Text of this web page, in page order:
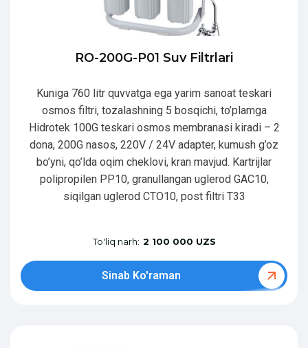
RO-200G-P01 Suv Filtrlari
Kuniga 760 litr quvvatga ega yarim sanoat teskari
osmos filtri, tozalashning 5 bosqichi, to’plamga
Hidrotek 100G teskari osmos membranasi kiradi – 2
dona, 200G nasos, 220V / 24V adapter, kumush g’oz
bo’yni, qo’lda oqim cheklovi, kran mavjud. Kartrijlar
polipropilen PP10, granullangan uglerod GAC10,
siqilgan uglerod CTO10, post filtri T33
To'liq narh: 2 100 000 UZS
Sinab Ko'raman